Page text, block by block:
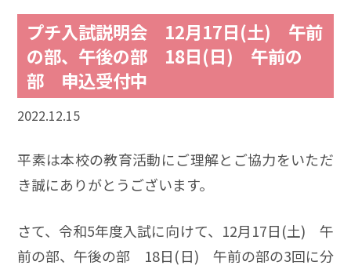
プチ入試説明会 12月17日(土) 午前
の部、午後の部 18日(日) 午前の
部 申込受付中
2022.12.15
平素は本校の教育活動にご理解とご協力をいただ
き誠にありがとうございます。
さて、令和5年度入試に向けて、12月17日(土) 午
前の部、午後の部 18日(日) 午前の部の3回に分